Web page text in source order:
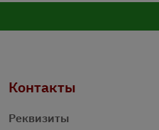
Контакты
Реквизиты